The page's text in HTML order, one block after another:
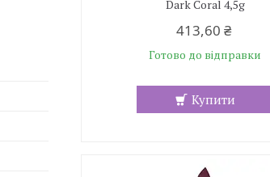
Dark Coral 4,5g
413,60 ₴
Готово до відправки
Купити